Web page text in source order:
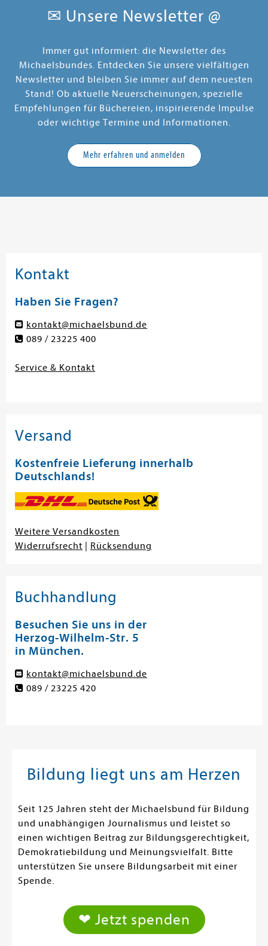
✉ Unsere Newsletter @
Immer gut informiert: die Newsletter des
Michaelsbundes. Entdecken Sie unsere vielfältigen
Newsletter und bleiben Sie immer auf dem neuesten
Stand! Ob aktuelle Neuerscheinungen, spezielle
Empfehlungen für Büchereien, inspirierende Impulse
oder wichtige Termine und Informationen.
Mehr erfahren und anmelden
Kontakt
Haben Sie Fragen?
kontakt@michaelsbund.de
089 / 23225 400
Service & Kontakt
Versand
Kostenfreie Lieferung innerhalb
Deutschlands!
Weitere Versandkosten
Widerrufsrecht
Rücksendung
Buchhandlung
Besuchen Sie uns in der
Herzog-Wilhelm-Str. 5
in München.
kontakt@michaelsbund.de
089 / 23225 420
Bildung liegt uns am Herzen
Seit 125 Jahren steht der Michaelsbund für Bildung
und unabhängigen Journalismus und leistet so
einen wichtigen Beitrag zur Bildungsgerechtigkeit,
Demokratiebildung und Meinungsvielfalt. Bitte
unterstützen Sie unsere Bildungsarbeit mit einer
Spende.
❤ Jetzt spenden